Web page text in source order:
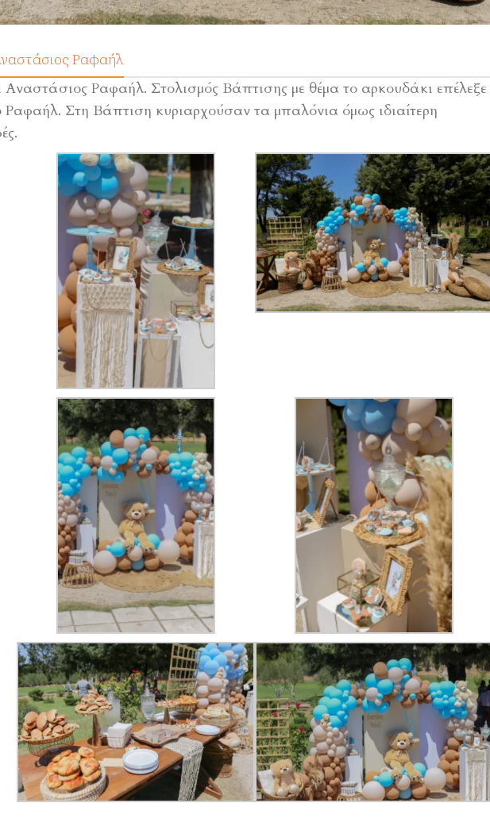
Ραφαήλ
Ραφαήλ. Στολισμός Βάπτισης με θέμα το αρκουδάκι
Στη Βάπτιση κυριαρχούσαν τα μπαλόνια όμως ιδιαίτερη